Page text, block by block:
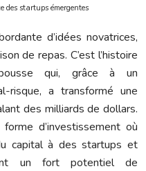
des startups émergentes
d’idées novatrices,
de repas. C’est l’histoire
qui, grâce à un
risque, a transformé une
des milliards de dollars.
d’investissement où
capital à des startups et
un fort potentiel de